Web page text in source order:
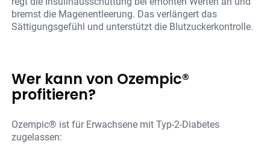
bremst die Magenentleerung. Das verlängert das
Sättigungsgefühl und unterstützt die Blutzuckerkontrolle.
Wer kann von Ozempic®
profitieren?
Ozempic® ist für Erwachsene mit Typ-2-Diabetes
zugelassen: